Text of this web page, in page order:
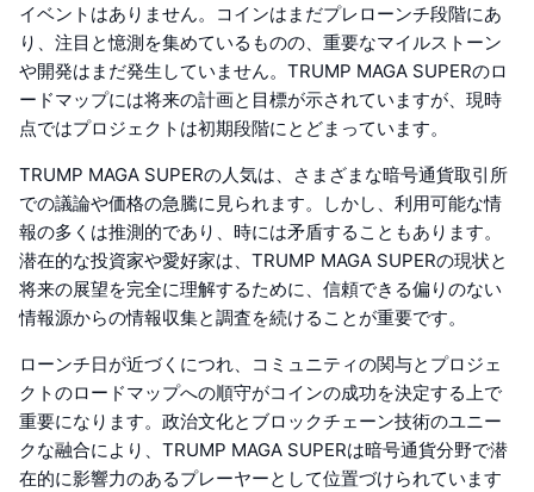
イベントはありません。コインはまだプレローンチ段階にあ
り、注目と憶測を集めているものの、重要なマイルストーン
や開発はまだ発生していません。TRUMP MAGA SUPERのロ
ードマップには将来の計画と目標が示されていますが、現時
点ではプロジェクトは初期段階にとどまっています。
TRUMP MAGA SUPERの人気は、さまざまな暗号通貨取引所
での議論や価格の急騰に見られます。しかし、利用可能な情
報の多くは推測的であり、時には矛盾することもあります。
潜在的な投資家や愛好家は、TRUMP MAGA SUPERの現状と
将来の展望を完全に理解するために、信頼できる偏りのない
情報源からの情報収集と調査を続けることが重要です。
ローンチ日が近づくにつれ、コミュニティの関与とプロジェ
クトのロードマップへの順守がコインの成功を決定する上で
重要になります。政治文化とブロックチェーン技術のユニー
クな融合により、TRUMP MAGA SUPERは暗号通貨分野で潜
在的に影響力のあるプレーヤーとして位置づけられています